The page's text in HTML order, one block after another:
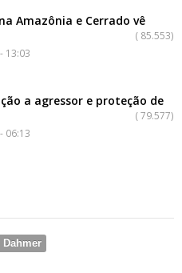
Amazônia e Cerrado vê
( 85.553)
- 13:03
a agressor e proteção de
(79.577)
- 06:13
Dahmer